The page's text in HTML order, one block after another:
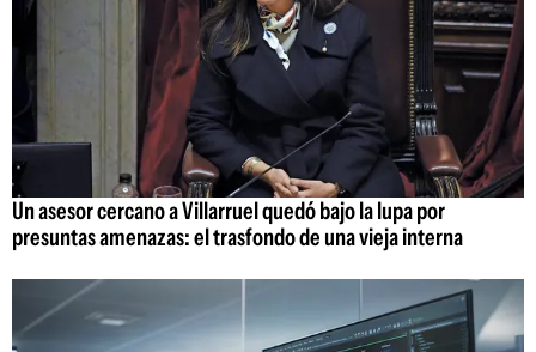
Un asesor cercano a Villarruel quedó bajo la lupa por
presuntas amenazas: el trasfondo de una vieja interna